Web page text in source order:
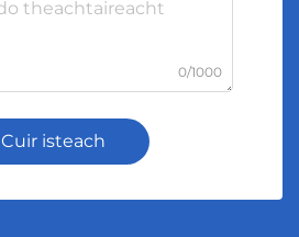
0/1000
Cuir isteach